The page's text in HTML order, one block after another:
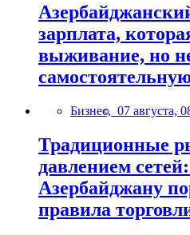
зарплата,
выживание, но
Бизнес, 07 августа,
Традиционные
давлением
Азербайджану
правила